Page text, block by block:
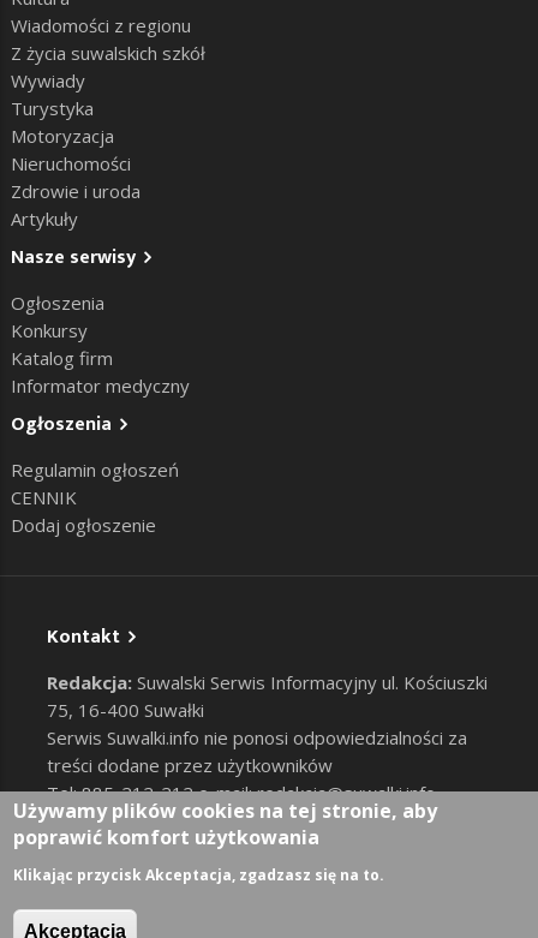
Wiadomości z regionu
Z życia suwalskich szkół
Wywiady
Turystyka
Motoryzacja
Nieruchomości
Zdrowie i uroda
Artykuły
Nasze serwisy
Ogłoszenia
Konkursy
Katalog firm
Informator medyczny
Ogłoszenia
Regulamin ogłoszeń
CENNIK
Dodaj ogłoszenie
Kontakt
Redakcja: Suwalski Serwis Informacyjny ul. Kościuszki
75, 16-400 Suwałki
Serwis Suwalki.info nie ponosi odpowiedzialności za
treści dodane przez użytkowników
Tel: 885-212-212 e-mail:redakcja@suwalki.info,
reklama@suwalki.info
RODO |Cookies
User account menu
Zaloguj
Używamy plików cookies na tej stronie, aby
poprawić komfort użytkowania
Klikając przycisk Akceptacja, zgadzasz się na to.
Akceptacja